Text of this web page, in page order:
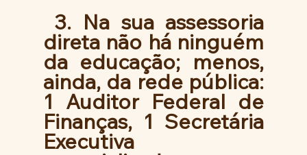
direta não há ninguém
da educação; menos,
ainda, da rede pública:
1 Auditor Federal de
Finanças, 1 Secretária
Executiva